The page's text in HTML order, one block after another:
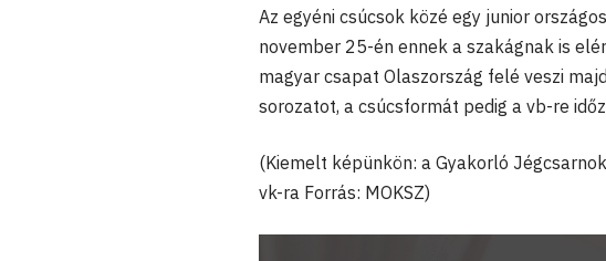
Az egyéni csúcsok közé egy junior
november 25-én ennek a szakágnak is
magyar csapat Olaszország felé veszi
sorozatot, a csúcsformát pedig a vb-re
(Kiemelt képünkön: a Gyakorló
vk-ra Forrás: MOKSZ)